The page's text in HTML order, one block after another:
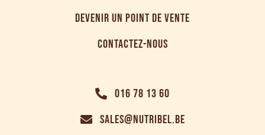
DEVENIR UN POINT DE VENTE
CONTACTEZ-NOUS
016 78 13 60
SALES@NUTRIBEL.BE